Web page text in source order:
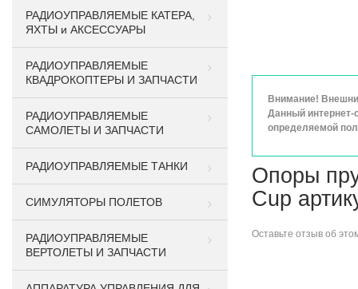
РАДИОУПРАВЛЯЕМЫЕ КАТЕРА,
ЯХТЫ и АКСЕССУАРЫ
РАДИОУПРАВЛЯЕМЫЕ
КВАДРОКОПТЕРЫ И ЗАПЧАСТИ
РАДИОУПРАВЛЯЕМЫЕ
САМОЛЕТЫ И ЗАПЧАСТИ
РАДИОУПРАВЛЯЕМЫЕ ТАНКИ
СИМУЛЯТОРЫ ПОЛЕТОВ
РАДИОУПРАВЛЯЕМЫЕ
ВЕРТОЛЕТЫ И ЗАПЧАСТИ
Внимание!
Данный интернет-
определяемой
Опоры
Cup
Оставьте отзыв об